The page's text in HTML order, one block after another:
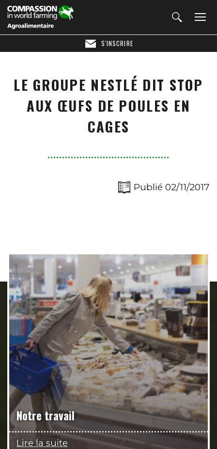
S'INSCRIRE
LE GROUPE NESTLÉ DIT STOP
AUX ŒUFS DE POULES EN
CAGES
Publié 02/11/2017
Notre travail
Lire la suite